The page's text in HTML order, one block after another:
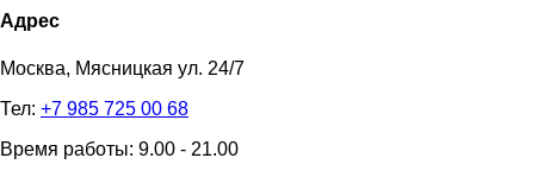
Адрес
Москва, Мясницкая ул. 24/7
Тел: +7 985 725 00 68
Время работы: 9.00 - 21.00